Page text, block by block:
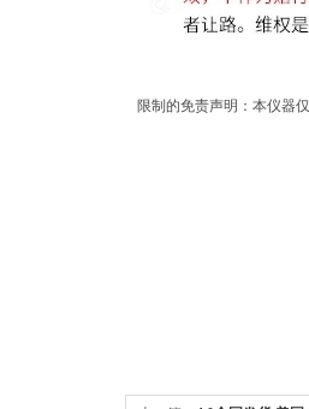
限制的免责声明：本仪器